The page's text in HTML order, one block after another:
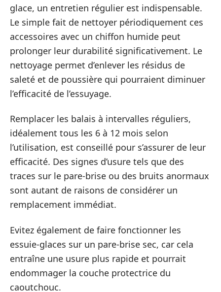
glace, un entretien régulier est indispensable.
Le simple fait de nettoyer périodiquement ces
accessoires avec un chiffon humide peut
prolonger leur durabilité significativement. Le
nettoyage permet d’enlever les résidus de
saleté et de poussière qui pourraient diminuer
l’efficacité de l’essuyage.
Remplacer les balais à intervalles réguliers,
idéalement tous les 6 à 12 mois selon
l’utilisation, est conseillé pour s’assurer de leur
efficacité. Des signes d’usure tels que des
traces sur le pare-brise ou des bruits anormaux
sont autant de raisons de considérer un
remplacement immédiat.
Evitez également de faire fonctionner les
essuie-glaces sur un pare-brise sec, car cela
entraîne une usure plus rapide et pourrait
endommager la couche protectrice du
caoutchouc.